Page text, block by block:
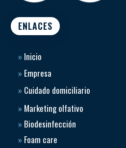
ENLACES
» Inicio
» Empresa
» Cuidado domiciliario
» Marketing olfativo
» Biodesinfección
» Foam care